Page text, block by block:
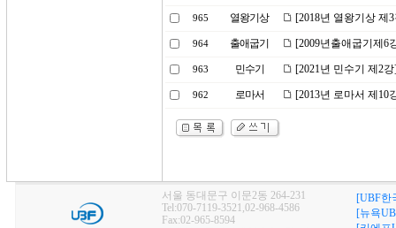
965 열왕기상 [2018년 열왕기상 제
964 출애굽기 [2009년출애굽기제6
963 민수기 [2021년 민수기 제2
962 로마서 [2013년 로마서 제10
서울 동대문구 이문2동 264-231
Tel:070-7119-3521,02-968-4586
Fax:02-965-8594
[UBF한
[뉴욕